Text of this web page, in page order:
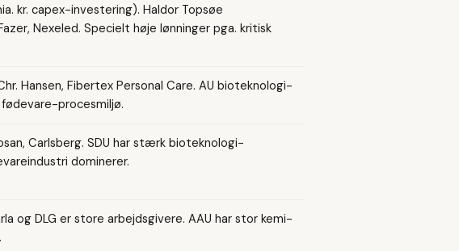
kr. capex-investering). Haldor Topsøe
Nexeled. Specielt høje lønninger pga. kritisk
Hansen, Fibertex Personal Care. AU bioteknologi-
procesmiljø.
Carlsberg. SDU har stærk bioteknologi-
dominerer.
og DLG er store arbejdsgivere. AAU har stor kemi-